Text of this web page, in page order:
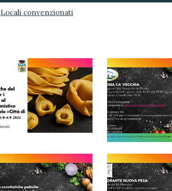
Locali convenzionati